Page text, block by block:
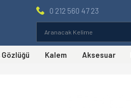
0 212 560 47 23
Gözlüğü Kalem Aksesuar